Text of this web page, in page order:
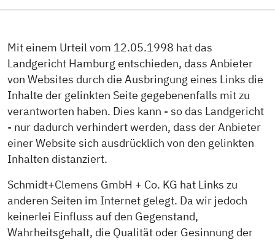
Mit einem Urteil vom 12.05.1998 hat das
Landgericht Hamburg entschieden, dass Anbieter
von Websites durch die Ausbringung eines Links die
Inhalte der gelinkten Seite gegebenenfalls mit zu
verantworten haben. Dies kann - so das Landgericht
- nur dadurch verhindert werden, dass der Anbieter
einer Website sich ausdrücklich von den gelinkten
Inhalten distanziert.
Schmidt+Clemens GmbH + Co. KG hat Links zu
anderen Seiten im Internet gelegt. Da wir jedoch
keinerlei Einfluss auf den Gegenstand,
Wahrheitsgehalt, die Qualität oder Gesinnung der